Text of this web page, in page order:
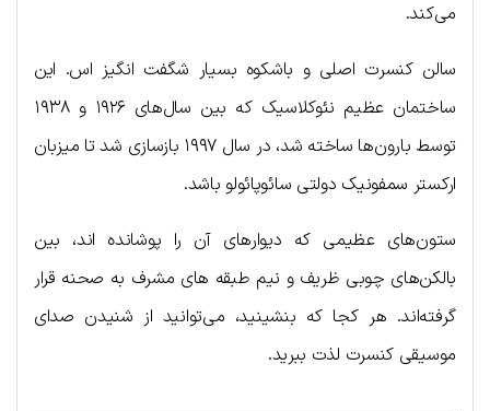
می‌کند.
سالن کنسرت اصلی و باشکوه بسیار شگفت انگیز اس. این
ساختمان عظیم نئوکلاسیک که بین سال‌های ۱۹۲۶ و ۱۹۳۸
توسط بارون‌ها ساخته شد، در سال ۱۹۹۷ بازسازی شد تا میزبان
ارکستر سمفونیک دولتی سائوپائولو باشد.
ستون‌های عظیمی که دیوارهای آن را پوشانده اند، بین
بالکن‌های چوبی ظریف و نیم طبقه های مشرف به صحنه قرار
گرفته‌اند. هر کجا که بنشینید، می‌توانید از شنیدن صدای
موسیقی کنسرت لذت ببرید.